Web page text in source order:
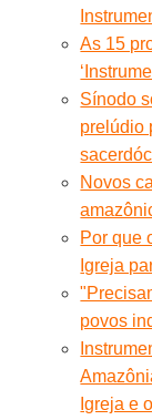
As 15
Sínodo
prelúdio
Novos
Por que
Igreja
povos
Igreja e